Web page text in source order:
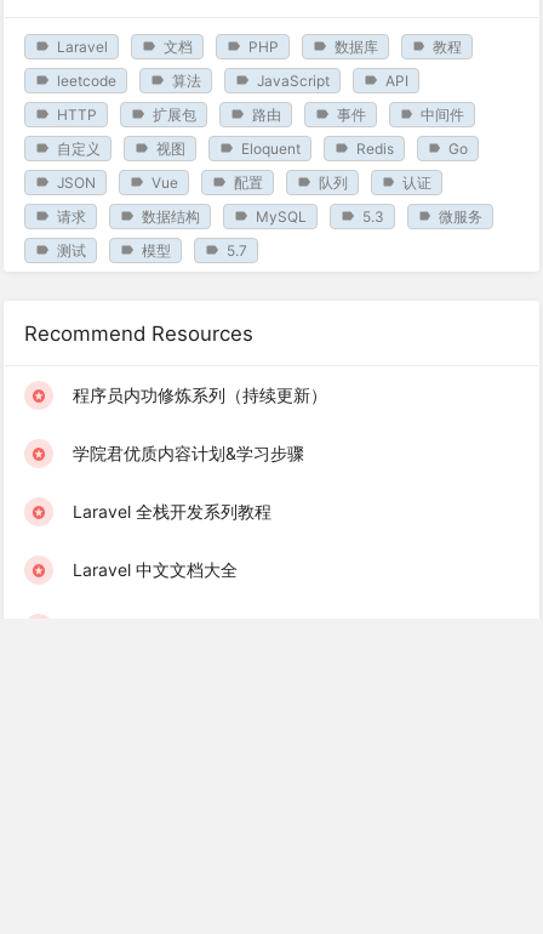
Laravel 文档 PHP 数据库
教程
leetcode
算法 JavaScript
API
HTTP
扩展包 路由 事件
中间件
自定义
视图 Eloquent Redis
Go
JSON
Vue 配置 队列
认证
请求
数据结构 MySQL 5.3
微服务
测试
模型 5.7
Recommend Resources
程序员内功修炼系列（持续更新）
学院君优质内容计划&学习步骤
Laravel 全栈开发系列教程
Laravel 中文文档大全